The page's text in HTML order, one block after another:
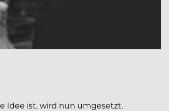
Idee ist, wird nun umgesetzt.